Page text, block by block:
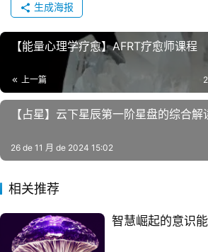
生成海报
【能量心理学疗愈】AFRT疗愈师课程
上一篇
【占星】云下星辰第一‮星阶‬盘的综
26 de 11 月 de 2024 15:02
相关推荐
智慧崛起的意识